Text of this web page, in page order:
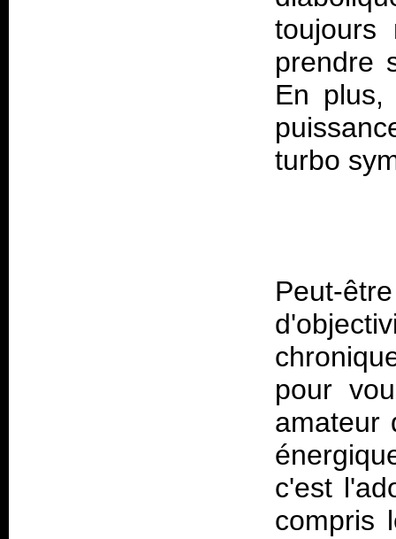
toujours
prendre
En
Peut-
pour
amateur
c'est
compris